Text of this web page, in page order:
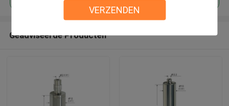
VERZENDEN
Geadviseerde Producten